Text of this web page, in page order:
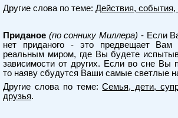
Другие слова по теме: Действия, события,
Приданое (по соннику Миллера) - Если
нет приданого - это предвещает Вам
реальным миром, где Вы будете
зависимости от других. Если во сне Вы
то наяву сбудутся Ваши самые светлые
Другие слова по теме:Семья, дети,
друзья.